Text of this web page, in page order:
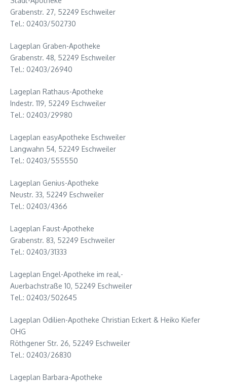
Grabenstr. 27, 52249 Eschweiler
Tel.: 02403/502730
Lageplan Graben-Apotheke
Grabenstr. 48, 52249 Eschweiler
Tel.: 02403/26940
Lageplan Rathaus-Apotheke
Indestr. 119, 52249 Eschweiler
Tel.: 02403/29980
Lageplan easyApotheke Eschweiler
Langwahn 54, 52249 Eschweiler
Tel.: 02403/555550
Lageplan Genius-Apotheke
Neustr. 33, 52249 Eschweiler
Tel.: 02403/4366
Lageplan Faust-Apotheke
Grabenstr. 83, 52249 Eschweiler
Tel.: 02403/31333
Lageplan Engel-Apotheke im real,-
Auerbachstraße 10, 52249 Eschweiler
Tel.: 02403/502645
Lageplan Odilien-Apotheke Christian Eckert & Heiko Kiefer
OHG
Röthgener Str. 26, 52249 Eschweiler
Tel.: 02403/26830
Lageplan Barbara-Apotheke